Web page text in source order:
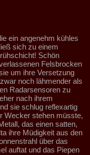
ein angenehm kühles
sich zu einem
Schön
Felsbrocken
um ihre Versetzung
noch lähmender als
Radarsensoren zu
nach ihrem
sie schlug reflexartig
Wecker stehen müsste,
das einen satten,
ihre Müdigkeit aus den
über das
auftat und das Piepen